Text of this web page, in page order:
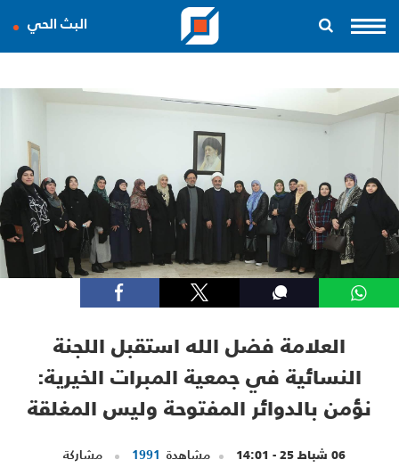
البث الحي
العلامة فضل الله استقبل اللجنة
النسائية في جمعية المبرات الخيرية:
نؤمن بالدوائر المفتوحة وليس المغلقة
06 شباط 25 - 14:01 مشاهدة 1991 مشاركة